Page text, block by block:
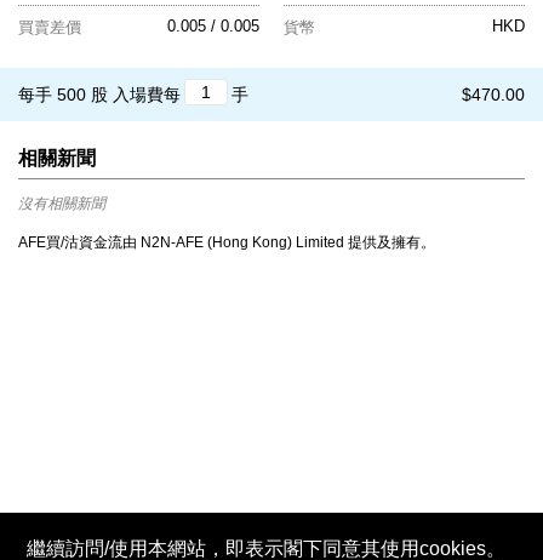
0.005 / 0.005
買賣差價 HKD
貨幣
$470.00
每手 500 股 入場費每 手
相關新聞
沒有相關新聞
AFE買/沽資金流由 N2N-AFE (Hong Kong) Limited 提供及擁有。
繼續訪問/使用本網站，即表示閣下同意其使用cookies。